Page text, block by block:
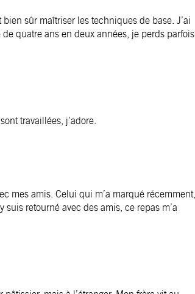
sûr maîtriser les techniques de base. J’ai
quatre ans en deux années, je perds parfois
travaillées, j’adore.
mes amis. Celui qui m’a marqué récemment,
suis retourné avec des amis, ce repas m’a